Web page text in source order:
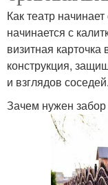
Как театр
начинается с
визитная
конструкция,
и взглядов соседей.
Зачем нужен забор